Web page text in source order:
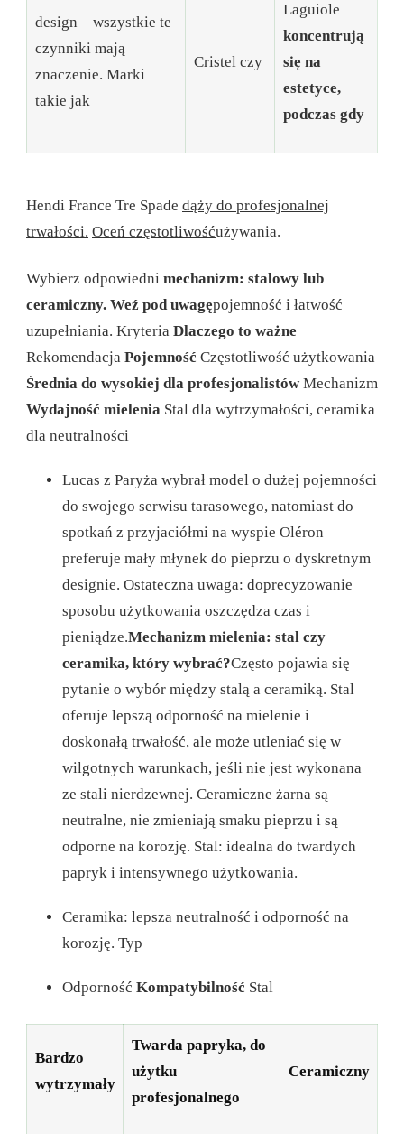
design – wszystkie te
czynniki mają
znaczenie. Marki
takie jak
Cristel czy
Laguiole
koncentrują
się na
estetyce,
podczas gdy
Hendi France Tre Spade dąży do profesjonalnej
trwałości. Oceń częstotliwośćużywania.
Wybierz odpowiedni mechanizm: stalowy lub
ceramiczny. Weź pod uwagępojemność i łatwość
uzupełniania. Kryteria Dlaczego to ważne
Rekomendacja Pojemność Częstotliwość użytkowania
Średnia do wysokiej dla profesjonalistów Mechanizm
Wydajność mielenia Stal dla wytrzymałości, ceramika
dla neutralności
Lucas z Paryża wybrał model o dużej pojemności
do swojego serwisu tarasowego, natomiast do
spotkań z przyjaciółmi na wyspie Oléron
preferuje mały młynek do pieprzu o dyskretnym
designie. Ostateczna uwaga: doprecyzowanie
sposobu użytkowania oszczędza czas i
pieniądze.Mechanizm mielenia: stal czy
ceramika, który wybrać?Często pojawia się
pytanie o wybór między stalą a ceramiką. Stal
oferuje lepszą odporność na mielenie i
doskonałą trwałość, ale może utleniać się w
wilgotnych warunkach, jeśli nie jest wykonana
ze stali nierdzewnej. Ceramiczne żarna są
neutralne, nie zmieniają smaku pieprzu i są
odporne na korozję. Stal: idealna do twardych
papryk i intensywnego użytkowania.
Ceramika: lepsza neutralność i odporność na
korozję. Typ
Odporność Kompatybilność Stal
Bardzo
wytrzymały
Twarda papryka, do
użytku
profesjonalnego
Ceramiczny